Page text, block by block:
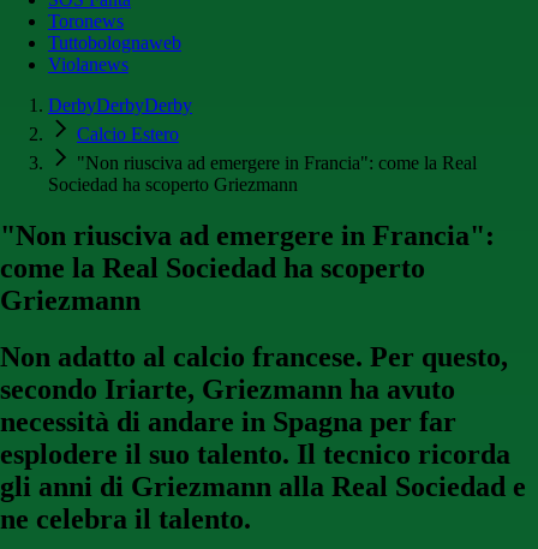
Toronews
Tuttobolognaweb
Violanews
DerbyDerbyDerby
Calcio Estero
"Non riusciva ad emergere in Francia": come la Real
Sociedad ha scoperto Griezmann
"Non riusciva ad emergere in Francia":
come la Real Sociedad ha scoperto
Griezmann
Non adatto al calcio francese. Per questo,
secondo Iriarte, Griezmann ha avuto
necessità di andare in Spagna per far
esplodere il suo talento. Il tecnico ricorda
gli anni di Griezmann alla Real Sociedad e
ne celebra il talento.